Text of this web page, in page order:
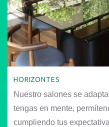
HORIZONTES
Nuestro salones se
tengas en mente,
cumpliendo tus